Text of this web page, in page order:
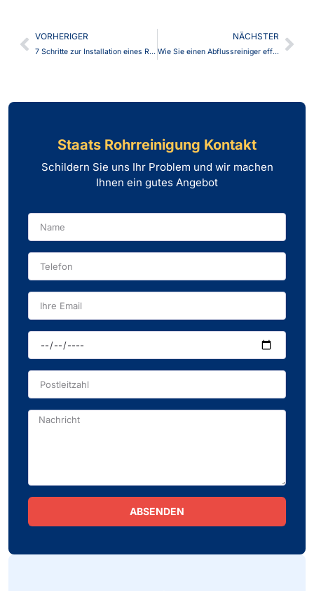
VORHERIGER
7 Schritte zur Installation eines Rückflussverhinderers in Ihrem Zuhause
NÄCHSTER
Wie Sie einen Abflussreiniger effektiv bei verstopften Rohren einsetzen
Staats Rohrreinigung Kontakt
Schildern Sie uns Ihr Problem und wir machen
Ihnen ein gutes Angebot
ABSENDEN